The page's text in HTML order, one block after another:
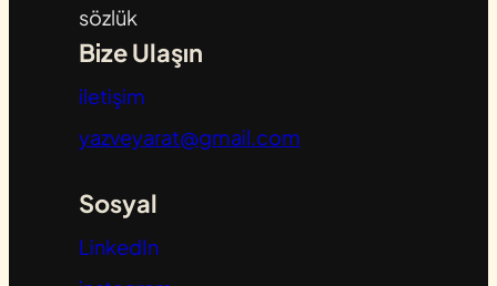
sözlük
Bize Ulaşın
iletişim
yazveyarat@gmail.com
Sosyal
LinkedIn